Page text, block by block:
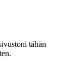
tähän